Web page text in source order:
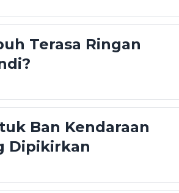
Terasa Ringan
Ban Kendaraan
Dipikirkan